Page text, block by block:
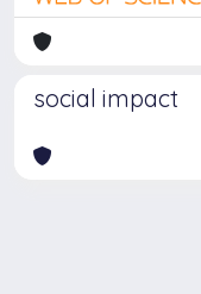
social impact